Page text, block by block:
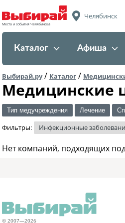
Места и события Челябинска
Челябинск
Каталог Афиша
Выбирай.ру/ Каталог /
Медицинские
Тип медучреждения Лечение
Фильтры: Инфекционные
Нет компаний, подходящих
© 2007—2026